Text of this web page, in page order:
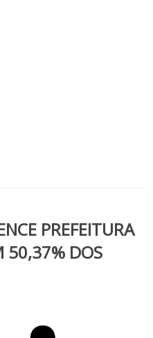
PREFEITURA
50,37% DOS